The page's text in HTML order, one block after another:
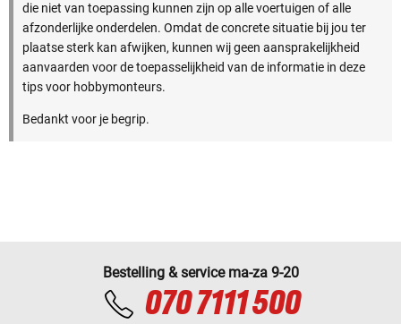
die niet van toepassing kunnen zijn op alle voertuigen of alle
afzonderlijke onderdelen. Omdat de concrete situatie bij jou ter
plaatse sterk kan afwijken, kunnen wij geen aansprakelijkheid
aanvaarden voor de toepasselijkheid van de informatie in deze
tips voor hobbymonteurs.
Bedankt voor je begrip.
Bestelling & service ma-za 9-20
070 7111 500